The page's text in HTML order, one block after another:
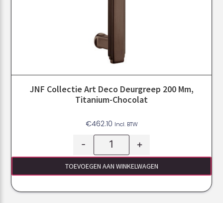
JNF Collectie Art Deco Deurgreep 200 Mm,
Titanium-Chocolat
€462.10 Incl. BTW
- +
TOEVOEGEN AAN WINKELWAGEN